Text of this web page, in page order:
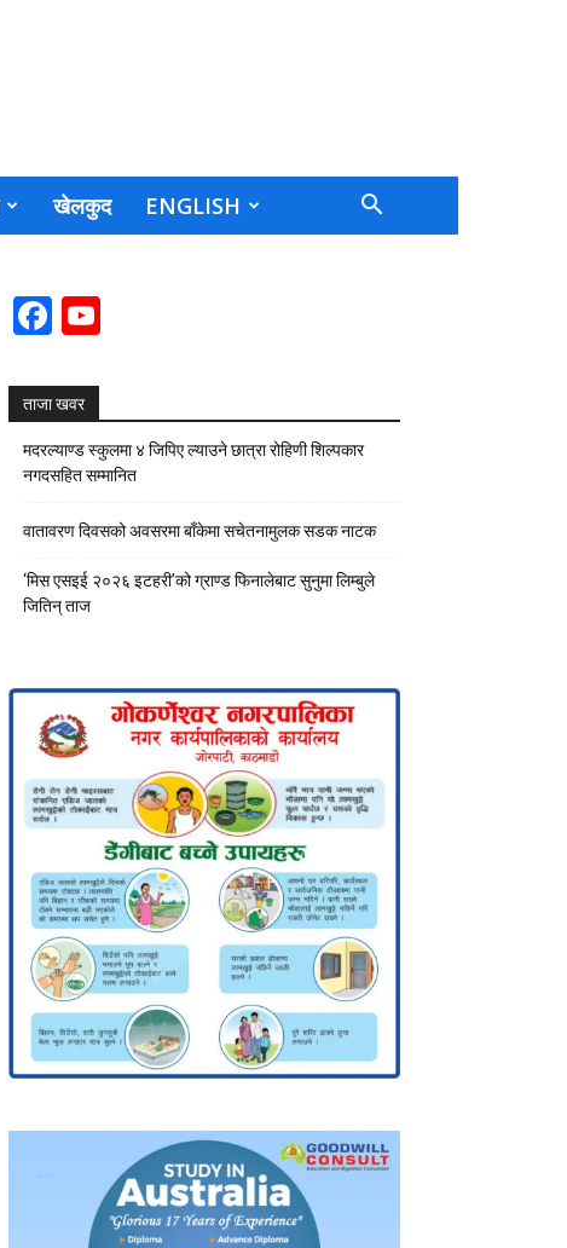
खेलकुद ENGLISH
Facebook
ताजा खवर
मदरल्याण्ड स्कुलमा ४ जिपिए ल्याउने छात्रा रोहिणी शिल्पकार
नगदसहित सम्मानित
वातावरण दिवसको अवसरमा बाँकेमा सचेतनामुलक सडक नाटक
‘मिस एसइई २०२६ इटहरी’को ग्राण्ड फिनालेबाट सुनुमा लिम्बुले
जितिन् ताज